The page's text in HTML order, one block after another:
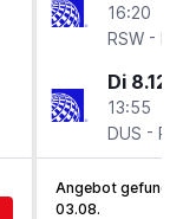
16:20
RSW -
Di 8.12.
13:55
DUS -
Angebot
03.08.